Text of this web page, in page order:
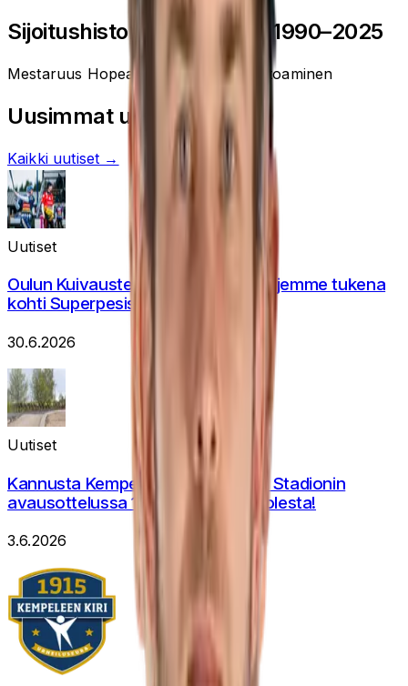
Sijoitushistoria Superpesis 1990–2025
Mestaruus HopeaPronssi Nousu Putoaminen
Uusimmat uutiset
Kaikki uutiset →
Uutiset
Oulun Kuivaustekniikka Superjunnujemme tukena
kohti Superpesistä!
30.6.2026
Uutiset
Kannusta Kempeleen Kiri voittoon Stadionin
avausottelussa 16.6. – pienten puolesta!
3.6.2026